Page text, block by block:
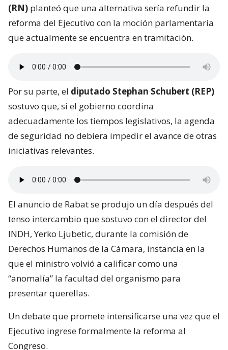
(RN) planteó que una alternativa sería refundir la
reforma del Ejecutivo con la moción parlamentaria
que actualmente se encuentra en tramitación.
Por su parte, el diputado Stephan Schubert (REP)
sostuvo que, si el gobierno coordina
adecuadamente los tiempos legislativos, la agenda
de seguridad no debiera impedir el avance de otras
iniciativas relevantes.
El anuncio de Rabat se produjo un día después del
tenso intercambio que sostuvo con el director del
INDH, Yerko Ljubetic, durante la comisión de
Derechos Humanos de la Cámara, instancia en la
que el ministro volvió a calificar como una
“anomalía” la facultad del organismo para
presentar querellas.
Un debate que promete intensificarse una vez que el
Ejecutivo ingrese formalmente la reforma al
Congreso.